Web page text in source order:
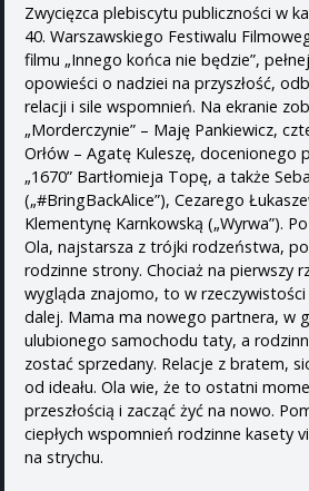
Zwycięzca plebiscytu publiczności w
40. Warszawskiego Festiwalu
filmu „Innego końca nie będzie”,
opowieści o nadziei na przyszłość,
relacji i sile wspomnień. Na ekranie
„Morderczynie” – Maję Pankiewicz,
Orłów – Agatę Kuleszę, docenionego
„1670” Bartłomieja Topę, a także
(„#BringBackAlice”), Cezarego
Klementynę Karnkowską („Wyrwa”).
Ola, najstarsza z trójki rodzeństwa,
rodzinne strony. Chociaż na pierwszy
wygląda znajomo, to w rzeczywistości
dalej. Mama ma nowego partnera, w
ulubionego samochodu taty, a
zostać sprzedany. Relacje z bratem,
od ideału. Ola wie, że to ostatni
przeszłością i zacząć żyć na nowo.
ciepłych wspomnień rodzinne kasety
na strychu.